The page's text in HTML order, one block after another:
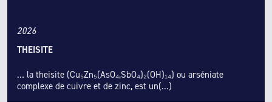
2026
THEISITE
… la theisite (Cu₅Zn₅(AsO₄,SbO₄)₂(OH)₁₄) ou arséniate
complexe de cuivre et de zinc, est un(...)